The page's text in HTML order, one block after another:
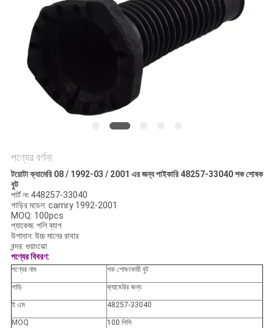
উদ্ধৃতি
অনুরোধ
করুন
গোপনীয়তা
নীতি
পণ্যের বর্ণনা
টয়োটা ক্যামেরি 08 / 1992-03 / 2001 এর জন্য পাইকারি 48257-33040 শক শোষক
বুট
পার্ট নং 448257-33040
গাড়ির মডেল: camry 1992-2001
MOQ: 100pcs
প্যাকেজ: পলি ব্যাগ
উপাদান: উচ্চ মানের রাবার
বন্দর: গুয়াংঝো
পণ্যের বিবরণ:
পণ্যের নাম শক শোষণকারী বুট
গাড়ি ক্যামেরির জন্য
ই এম 48257-33040
MOQ 100 পিসি